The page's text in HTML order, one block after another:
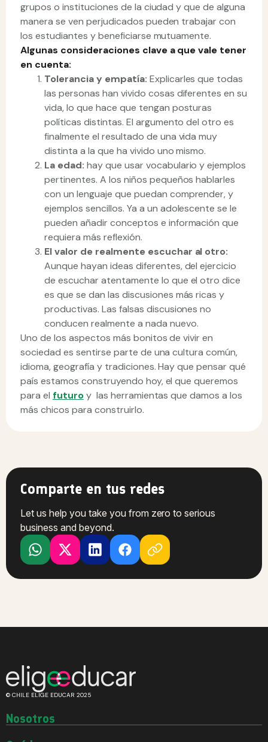
grupos o instituciones de la ciudad y que de alguna
manera se ven perjudicados pueden trabajar con
los estudiantes y beneficiarse mutuamente.
Algunas consideraciones clave a que vale tener
en cuenta:
Tolerancia y empatía: Explicarles que todas
las personas han vivido cosas diferentes en su
vida, lo que hace que tengan posturas
políticas distintas. El argumento del otro es
finalmente el resultado de una vida muy
distinta a la que ha vivido uno mismo.
La edad: hay que usar vocabulario y ejemplos
pertinentes. A los niños pequeños hablarles
con un lenguaje que puedan comprender, y
ejemplos sencillos. Ya a un adolescente se le
pueden añadir conceptos e información que
requiera más reflexión.
El valor de realmente escuchar al otro:
Aunque hayan ideas diferentes, del ejercicio
de escuchar atentamente lo que el otro dice
es que se dan las discusiones más ricas y
productivas. Las falsas discusiones no
conducen realmente a nada nuevo.
Uno de los aspectos más bonitos de vivir en
sociedad es sentirse parte de una cultura común,
idioma, geografía y tradiciones. Hay que pensar qué
país estamos construyendo hoy, el que queremos
para el futuroy las herramientas que damos a los
más chicos para construirlo.
Comparte en tus redes
Let us help you take you from zero to serious
business and beyond.
© CHILE ELIGE EDUCAR 2025
Nosotros